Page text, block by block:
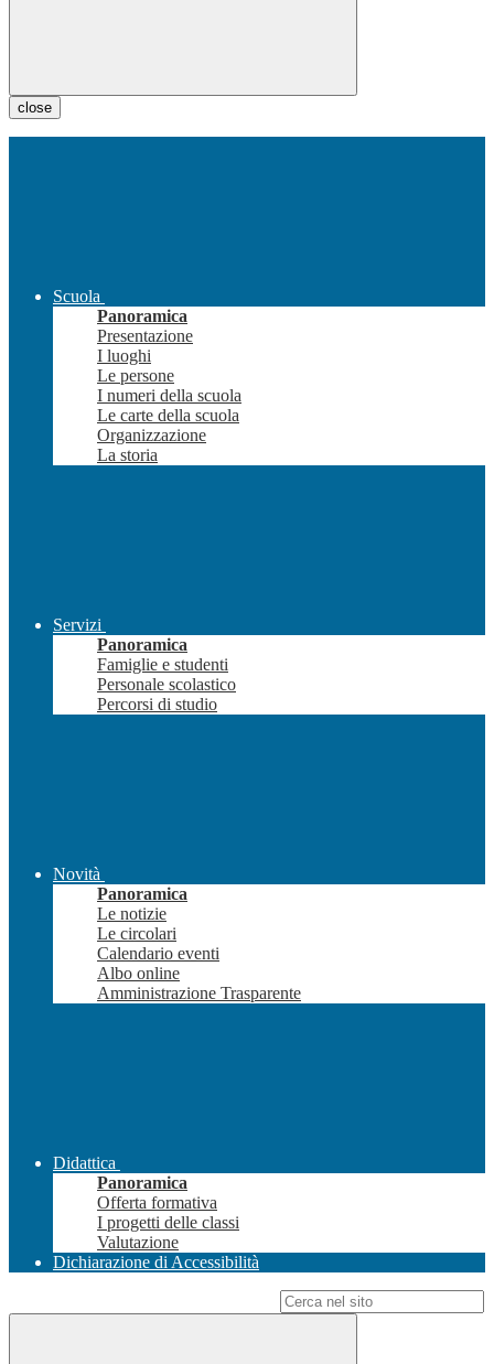
close
Scuola
Panoramica
Presentazione
I luoghi
Le persone
I numeri della scuola
Le carte della scuola
Organizzazione
La storia
Servizi
Panoramica
Famiglie e studenti
Personale scolastico
Percorsi di studio
Novità
Panoramica
Le notizie
Le circolari
Calendario eventi
Albo online
Amministrazione Trasparente
Didattica
Panoramica
Offerta formativa
I progetti delle classi
Valutazione
Dichiarazione di Accessibilità